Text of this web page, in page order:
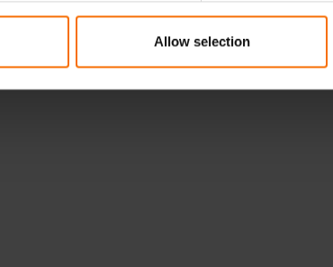
Allow selection